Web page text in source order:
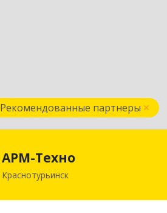
Рекомендованные партнеры
АРМ-Техно
Краснотурьинск624447, Свердловская